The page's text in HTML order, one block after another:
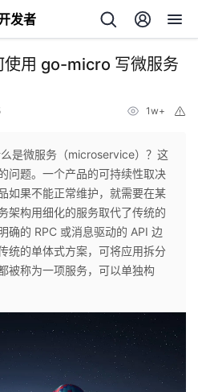
发者
使用 go-micro 写微服务
1w+
么是微服务（microservice）？这
问题。一个产品的可持续性取决
如果不能正常维护，就需要在某
架构用细化的服务取代了传统的
确的 RPC 或消息驱动的 API 边
统的单体式方案，可将应用拆分
被称为一项服务，可以单独构